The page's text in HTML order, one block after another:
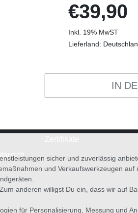
€39,90
Inkl. 19% MwST
Lieferland:
IN
sicher und zuverlässig
und Verkaufswerkzeugen
anderen willigst Du ein, dass wir auf
für Personalisierung, Messung und